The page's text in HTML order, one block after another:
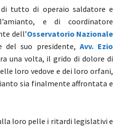
tutto di operaio saldatore e
e di coordinatore
dell’Osservatorio Nazionale
del suo presidente, Avv. Ezio
una volta, il grido di dolore di
loro vedove e dei loro orfani,
sia finalmente affrontata e
loro pelle i ritardi legislativi e